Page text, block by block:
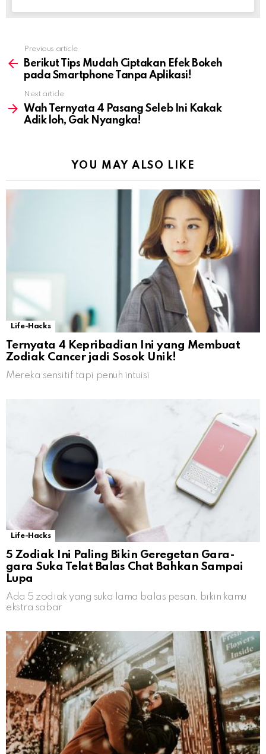
more
Previous article
Berikut Tips Mudah Ciptakan Efek Bokeh
pada Smartphone Tanpa Aplikasi!
Next article
Wah Ternyata 4 Pasang Seleb Ini Kakak
Adik loh, Gak Nyangka!
YOU MAY ALSO LIKE
Life-Hacks
Ternyata 4 Kepribadian Ini yang Membuat
Zodiak Cancer jadi Sosok Unik!
Mereka sensitif tapi penuh intuisi
Life-Hacks
5 Zodiak Ini Paling Bikin Geregetan Gara-
gara Suka Telat Balas Chat Bahkan Sampai
Lupa
Ada 5 zodiak yang suka lama balas pesan, bikin kamu
ekstra sabar